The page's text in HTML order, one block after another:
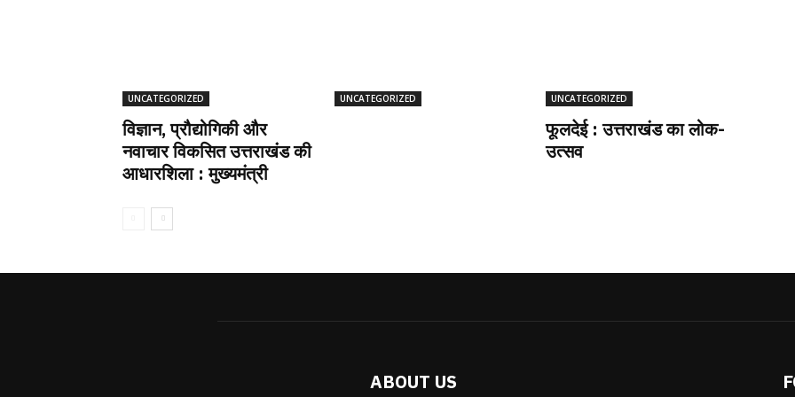
UNCATEGORIZED
विज्ञान, प्रौद्योगिकी और
नवाचार विकसित उत्तराखंड की
आधारशिला : मुख्यमंत्री
UNCATEGORIZED UNCATEGORIZED
फूलदेई : उत्तराखंड का लोक-
उत्सव
ABOUT US